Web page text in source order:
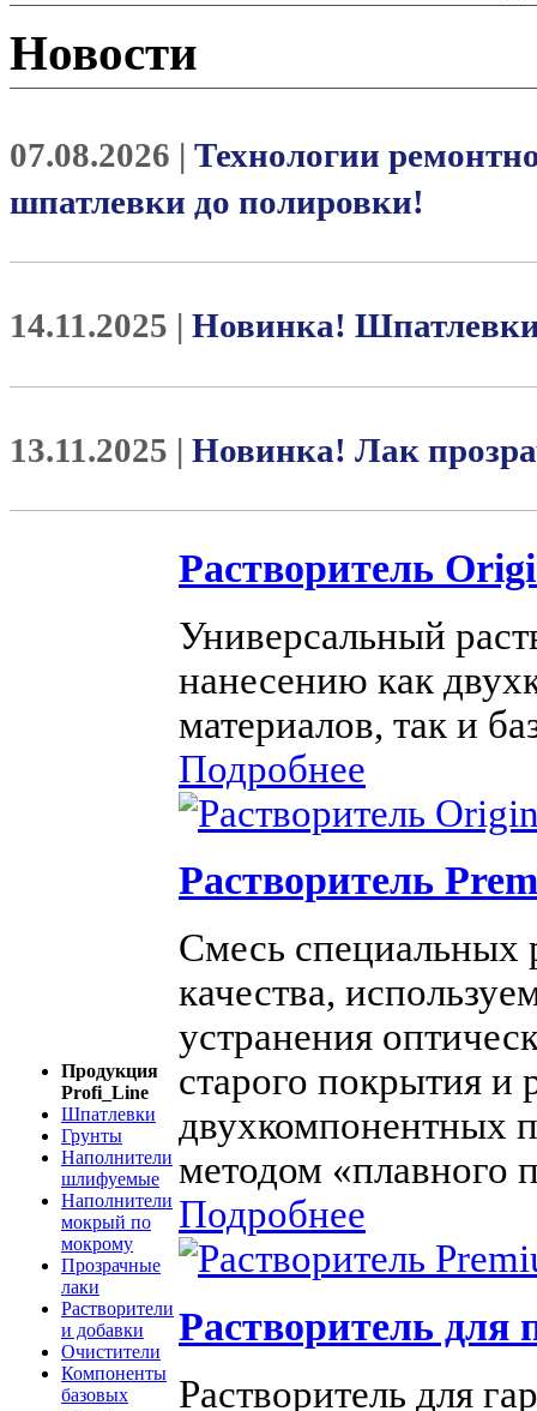
Новости
07.08.2026 | Технологии
шпатлевки до полировки!
14.11.2025 | Новинка!
13.11.2025 | Новинка! Лак
Продукция
Profi_Line
Шпатлевки
Грунты
Наполнители
шлифуемые
Наполнители
мокрый по
мокрому
Прозрачные
лаки
Растворители
и добавки
Очистители
Компоненты
базовых
Растворитель
Универсальный
нанесению как
материалов, так и
Подробнее
Растворитель
Смесь специальных
качества,
устранения
старого покрытия
двухкомпонентных
методом «плавного
Подробнее
Растворитель для
Растворитель для